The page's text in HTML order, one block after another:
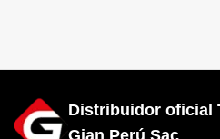
Distribuidor oficial
Gian Perú Sac